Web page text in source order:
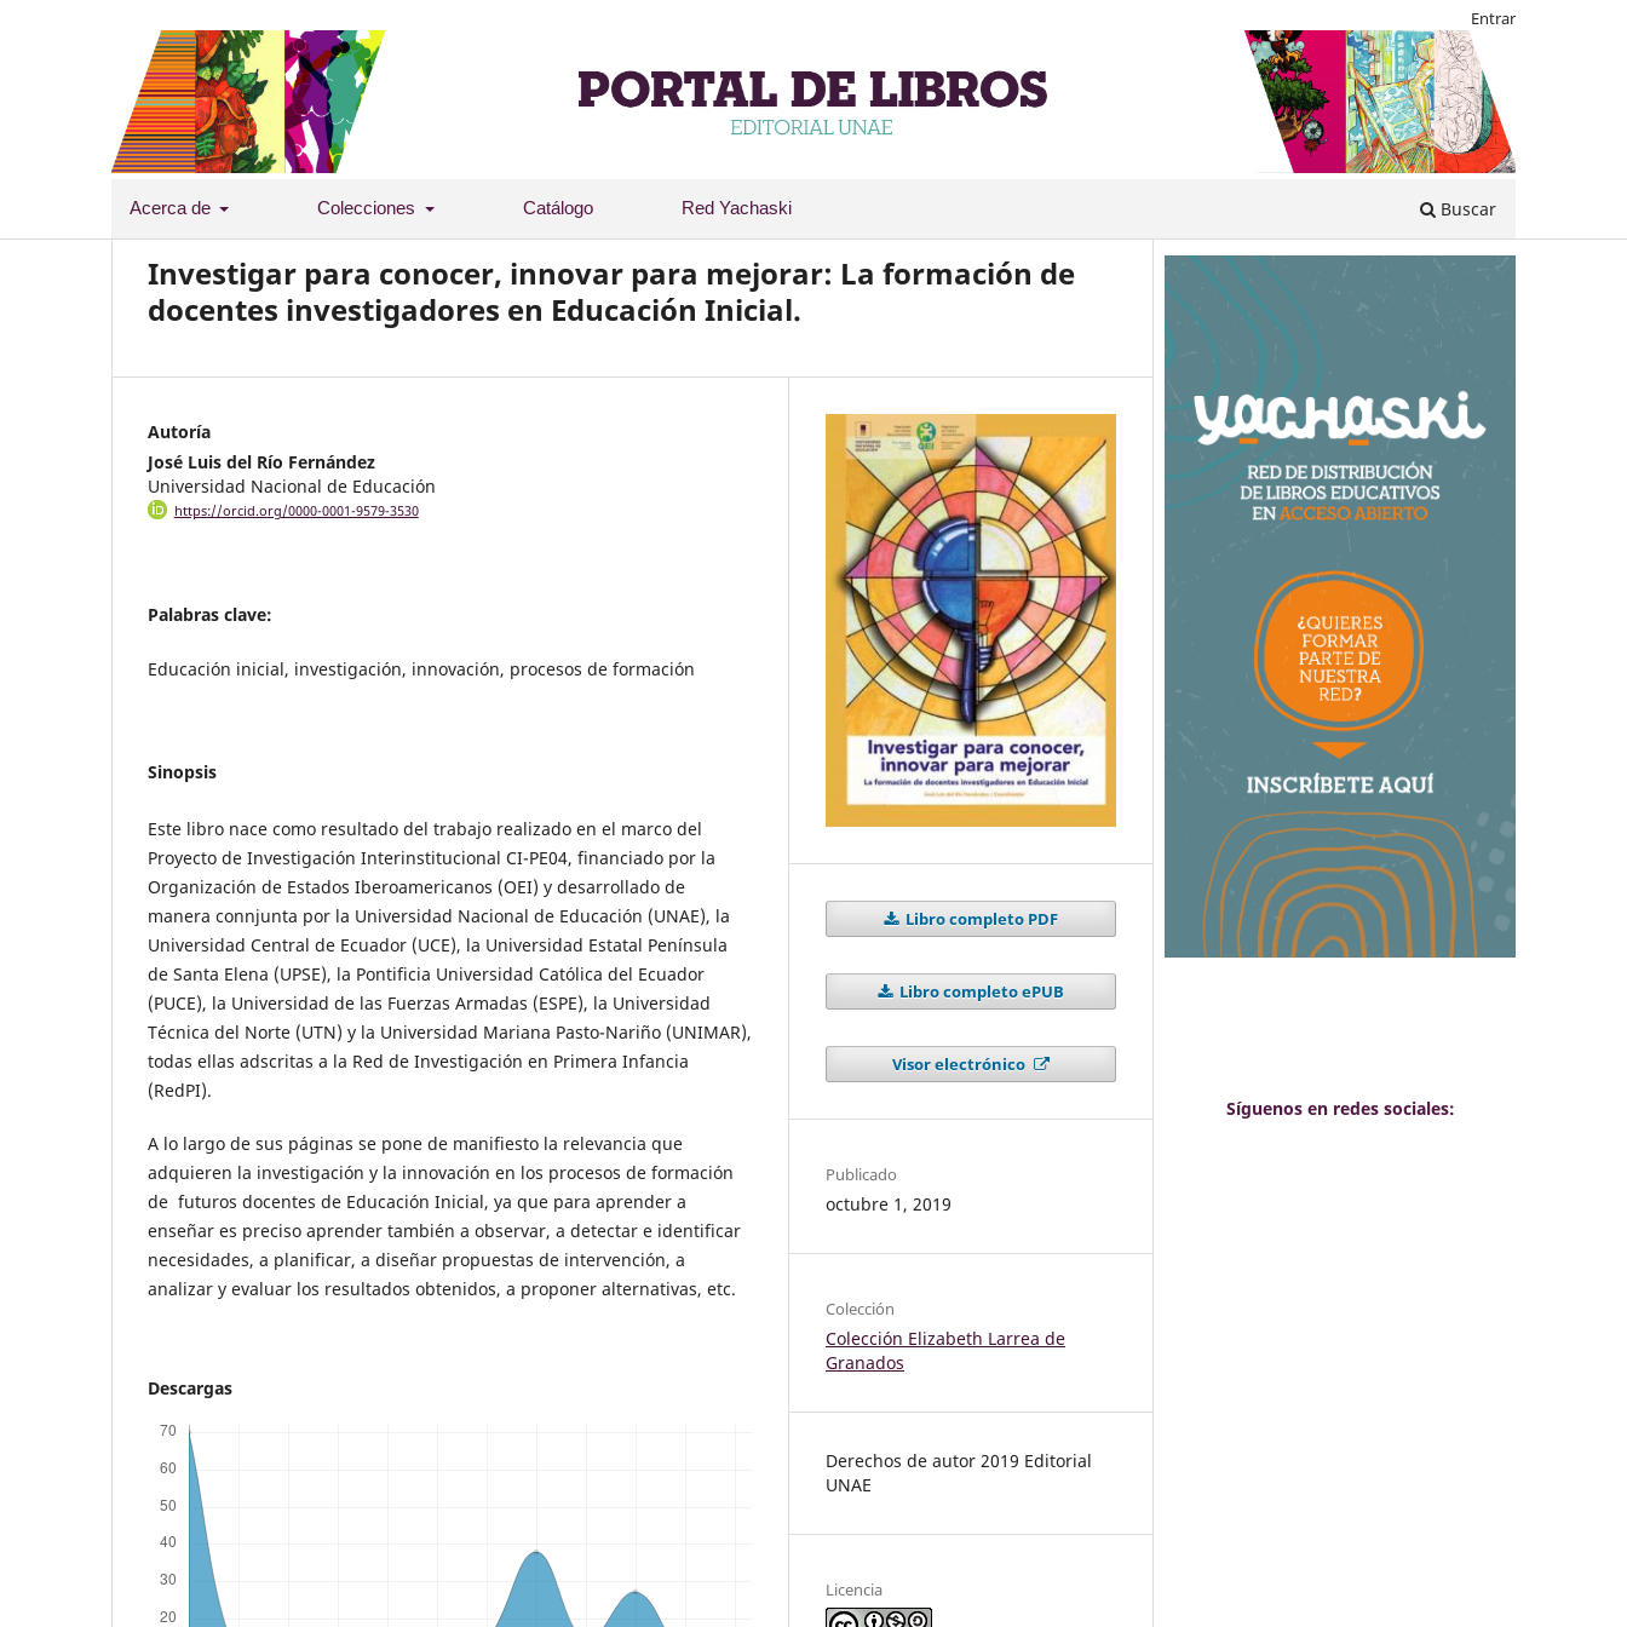
Acerca de Colecciones Catálogo Red Yachaski Buscar
Entrar
Investigar para conocer, innovar para mejorar: La formación de
docentes investigadores en Educación Inicial.
Autoría
José Luis del Río Fernández
Universidad Nacional de Educación
https://orcid.org/0000-0001-9579-3530
Palabras clave:
Educación inicial, investigación, innovación, procesos de formación
Sinopsis
Este libro nace como resultado del trabajo realizado en el marco del
Proyecto de Investigación Interinstitucional CI-PE04, financiado por la
Organización de Estados Iberoamericanos (OEI) y desarrollado de
manera connjunta por la Universidad Nacional de Educación (UNAE), la
Universidad Central de Ecuador (UCE), la Universidad Estatal Península
de Santa Elena (UPSE), la Pontificia Universidad Católica del Ecuador
(PUCE), la Universidad de las Fuerzas Armadas (ESPE), la Universidad
Técnica del Norte (UTN) y la Universidad Mariana Pasto-Nariño (UNIMAR),
todas ellas adscritas a la Red de Investigación en Primera Infancia
(RedPI).
A lo largo de sus páginas se pone de manifiesto la relevancia que
adquieren la investigación y la innovación en los procesos de formación
de futuros docentes de Educación Inicial, ya que para aprender a
enseñar es preciso aprender también a observar, a detectar e identificar
necesidades, a planificar, a diseñar propuestas de intervención, a
analizar y evaluar los resultados obtenidos, a proponer alternativas, etc.
Descargas
Libro completo PDF
Libro completo ePUB
Visor electrónico
Publicado
octubre 1, 2019
Colección
Colección Elizabeth Larrea de
Granados
Derechos de autor 2019 Editorial
UNAE
Licencia
Síguenos en redes sociales: